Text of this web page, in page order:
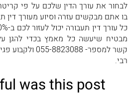
לבחור את עורך הדין שלכם על פי
בו אתם מבקשים עזרה וסיוע מעורך דין
מבטיח שיעשה כל מאמץ בכדי להגן על
קשר למספר- 055-
רבי.
was this post?